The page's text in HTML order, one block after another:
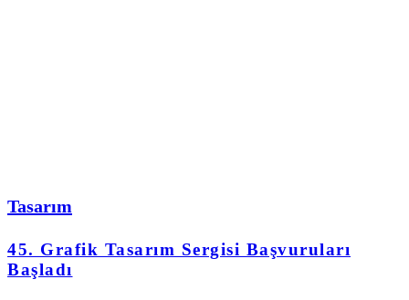
Tasarım
45. Grafik Tasarım Sergisi Başvuruları
Başladı